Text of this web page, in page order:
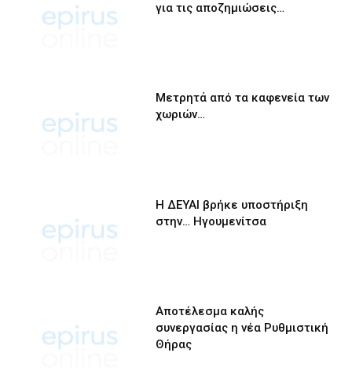
για τις αποζημιώσεις…
Μετρητά από τα καφενεία των
χωριών…
Η ΔΕΥΑΙ βρήκε υποστήριξη
στην… Ηγουμενίτσα
Αποτέλεσμα καλής
συνεργασίας η νέα Ρυθμιστική
Θήρας